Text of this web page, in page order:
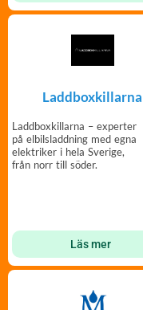
Laddboxkillarna
Laddboxkillarna – experter
på elbilsladdning med egna
elektriker i hela Sverige,
från norr till söder.
Läs mer